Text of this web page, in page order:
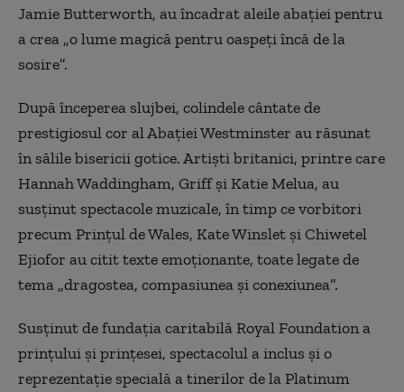
Jamie Butterworth, au încadrat aleile abaţiei pentru
a crea „o lume magică pentru oaspeţi încă de la
sosire”.
După începerea slujbei, colindele cântate de
prestigiosul cor al Abaţiei Westminster au răsunat
în sălile bisericii gotice. Artişti britanici, printre care
Hannah Waddingham, Griff şi Katie Melua, au
susţinut spectacole muzicale, în timp ce vorbitori
precum Prinţul de Wales, Kate Winslet şi Chiwetel
Ejiofor au citit texte emoţionante, toate legate de
tema „dragostea, compasiunea şi conexiunea”.
Susţinut de fundaţia caritabilă Royal Foundation a
prinţului şi prinţesei, spectacolul a inclus şi o
reprezentaţie specială a tinerilor de la Platinum